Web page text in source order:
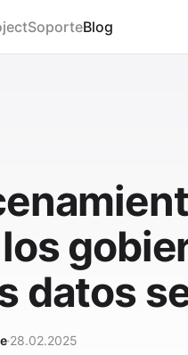
SoporteBlog
datos
28.02.2025